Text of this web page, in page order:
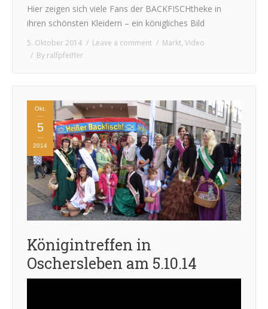
Hier zeigen sich viele Fans der BACKFISCHtheke in
ihren schönsten Kleidern – ein königliches Bild
5. Oktober 2014 Leave a comment Markt, Video
By ralfpfeiffer
Okt.
5
2014
Königintreffen in
Oschersleben am 5.10.14